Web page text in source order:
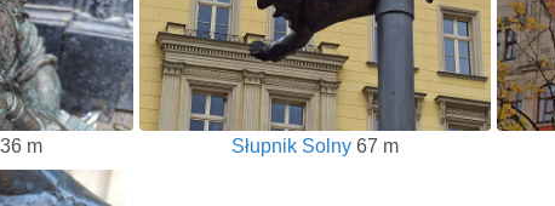
36 m Słupnik Solny 67 m